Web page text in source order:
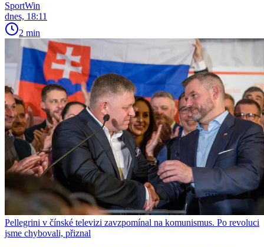
SportWin
dnes, 18:11
2 min
Pellegrini v čínské televizi zavzpomínal na komunismus. Po revoluci
jsme chybovali, přiznal